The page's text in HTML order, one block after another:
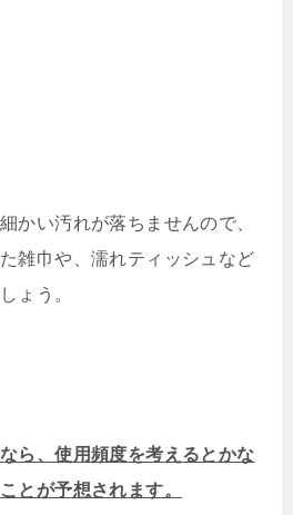
かい汚れが落ちませんので、
雑巾や、濡れティッシュなど
ょう。
ら、使用頻度を考えるとかな
とが予想されます。